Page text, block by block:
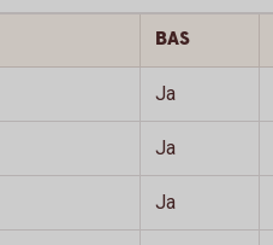
BAS
Ja
Ja
Ja